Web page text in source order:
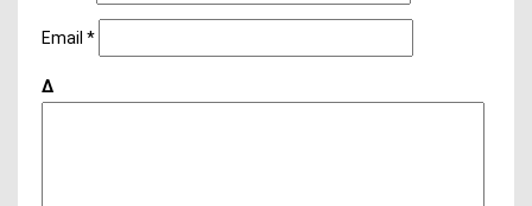
Email *
Δ